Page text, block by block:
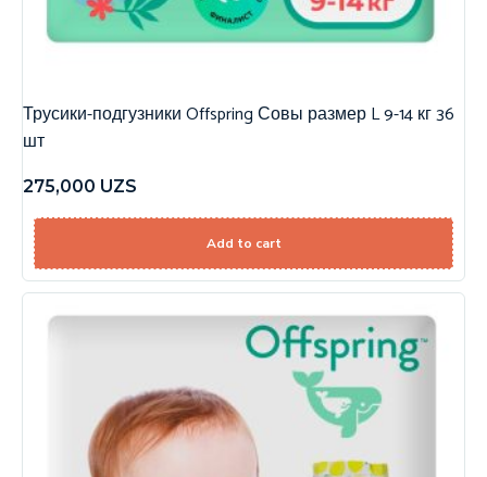
Трусики-подгузники Offspring Совы размер L 9-14 кг 36
шт
275,000 UZS
Add to cart